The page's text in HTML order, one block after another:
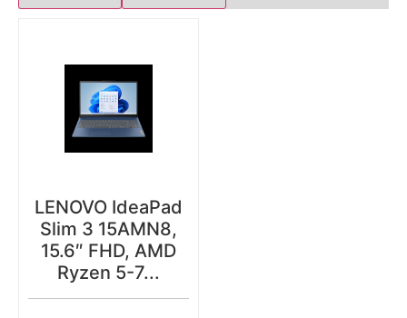
LENOVO IdeaPad
Slim 3 15AMN8,
15.6″ FHD, AMD
Ryzen 5-7...